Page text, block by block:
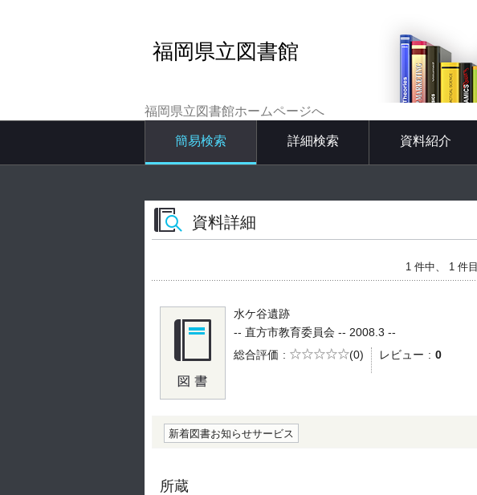
福岡県立図書館
福岡県立図書館ホームページへ
簡易検索 詳細検索 資料紹介
資料詳細
1 件中、 1 件目
水ケ谷遺跡
-- 直方市教育委員会 -- 2008.3 --
総合評価
5段階評価
(0) レビュー 0
新着図書お知らせサービス
所蔵